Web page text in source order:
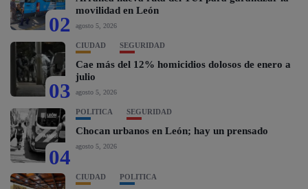
02
movilidad en León
agosto 5, 2026
03
CIUDAD SEGURIDAD
Cae más del 12% homicidios dolosos de enero a
julio
agosto 5, 2026
04
POLÍTICA SEGURIDAD
Chocan urbanos en León; hay un prensado
agosto 5, 2026
CIUDAD POLÍTICA